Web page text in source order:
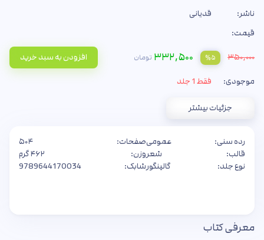
ناشر:
قدیانی
قیمت:
۳۵۰,۰۰۰ %۵ ۳۳۲,۵۰۰ تومان افزودن به سبد خرید
موجودی: فقط 1 جلد
جزئیات بیشتر
رده سنی:
عمومی
قالب:
شعر
نوع جلد:
گالینگور
صفحات:
۵۰۴
وزن:
۴۶۲ گرم
شابک:
9789644170034
معرفی کتاب